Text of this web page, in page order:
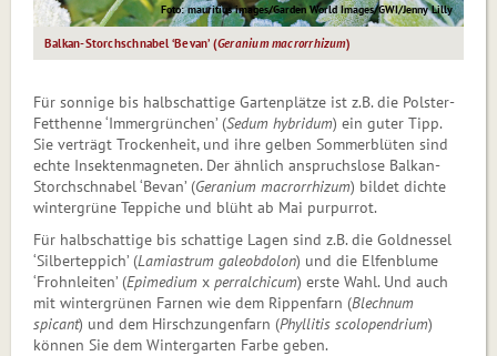
Foto: mauritius images/Garden World Images/GWI/Jenny Lilly
Balkan-Storchschnabel ‘Bevan’ (Ge­ranium macrorrhizum)
Für sonnige bis halbschattige Gartenplätze ist z.B. die Polster-
Fetthenne ‘Immergrünchen’ (Sedum hybridum) ein guter Tipp.
Sie verträgt Trockenheit, und ihre gelben Sommerblüten sind
echte Insektenmagneten. Der ähnlich anspruchslose Balkan-
Storchschnabel ‘Bevan’ (Ge­ranium macror­rhi­zum) bildet dichte
wintergrüne Teppiche und blüht ab Mai purpurrot.
Für halbschattige bis schattige Lagen sind z.B. die Goldnessel
‘Silberteppich’ (Lamiastrum ga­leob­dolon) und die Elfenblume
‘Frohnleiten’ (Epimedium x perralchicum) erste Wahl. Und auch
mit wintergrünen Farnen wie dem Rippenfarn (Blechnum
spicant) und dem Hirschzungen­farn (Phyllitis scolopendrium)
können Sie dem Wintergarten Farbe geben.